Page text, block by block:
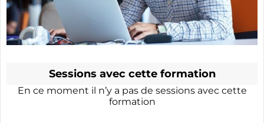
Sessions avec cette formation
En ce moment il n’y a pas de sessions avec cette
formation